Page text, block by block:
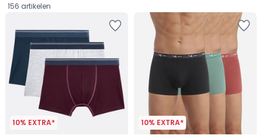
156 artikelen
10% EXTRA* 10% EXTRA*